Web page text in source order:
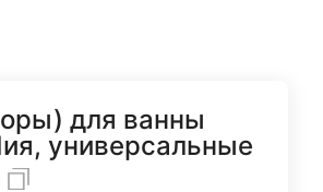
для ванны
универсальные